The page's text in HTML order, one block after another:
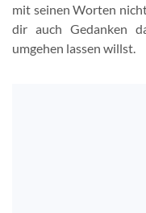
mit seinen Worten
dir auch Gedanken
umgehen lassen willst.